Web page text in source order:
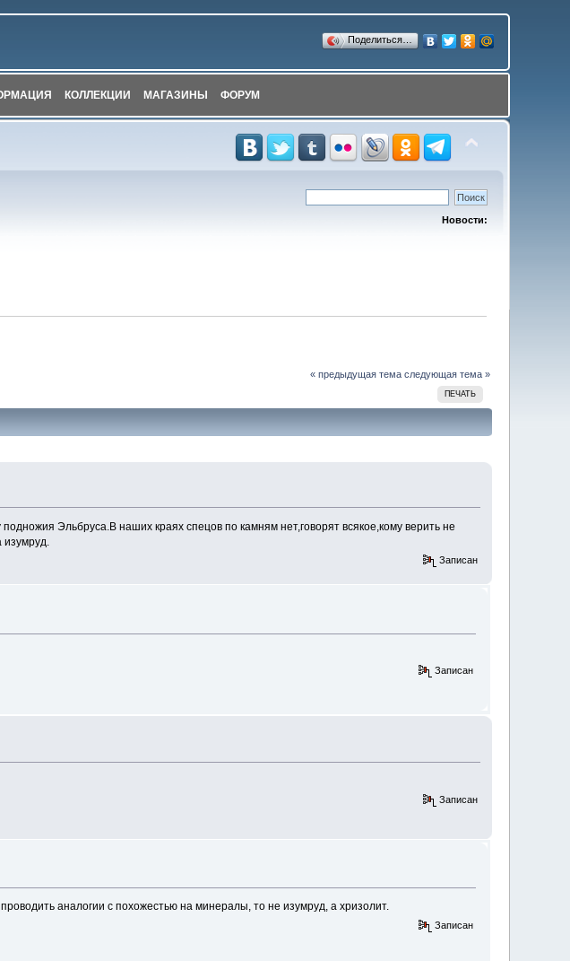
Поделиться…
КОЛЛЕКЦИИ МАГАЗИНЫ ФОРУМ
Новости:
« предыдущая тема следующая тема »
ПЕЧАТЬ
Эльбруса.В наших краях спецов по камням нет,говорят всякое,кому верить не
изумруд.
Записан
Записан
Записан
аналогии с похожестью на минералы, то не изумруд, а хризолит.
Записан